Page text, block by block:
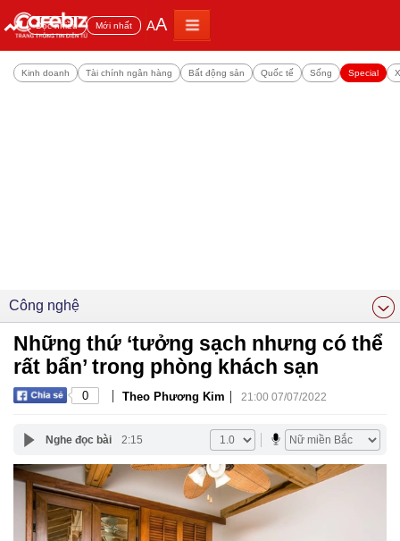
Đọc nhiều Mới nhất AA
Kinh doanh Tài chính ngân hàng Bất động sản Quốc tế Sống Special
Công nghệ
Những thứ ‘tưởng sạch nhưng có thể
rất bẩn’ trong phòng khách sạn
0 | Theo Phương Kim | 21:00 07/07/2022
Nghe đọc bài 2:15